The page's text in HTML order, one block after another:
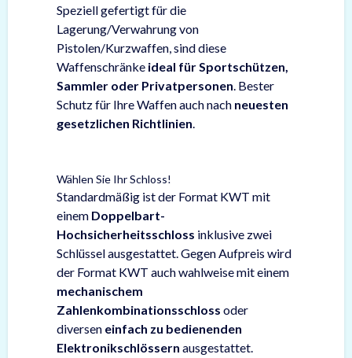
Speziell gefertigt für die
Lagerung/Verwahrung von
Pistolen/Kurzwaffen, sind diese
Waffenschränke ideal für Sportschützen,
Sammler oder Privatpersonen . Bester
Schutz für Ihre Waffen auch nach neuesten
gesetzlichen Richtlinien
Wählen Sie Ihr Schloss!
Standardmäßig ist der Format KWT mit
einem Doppelbart-
Hochsicherheitsschloss inklusive zwei
Schlüssel ausgestattet. Gegen Aufpreis wird
der Format KWT auch wahlweise mit einem
mechanischem
Zahlenkombinationsschloss oder
diversen einfach zu bedienenden
Elektronikschlössern ausgestattet.